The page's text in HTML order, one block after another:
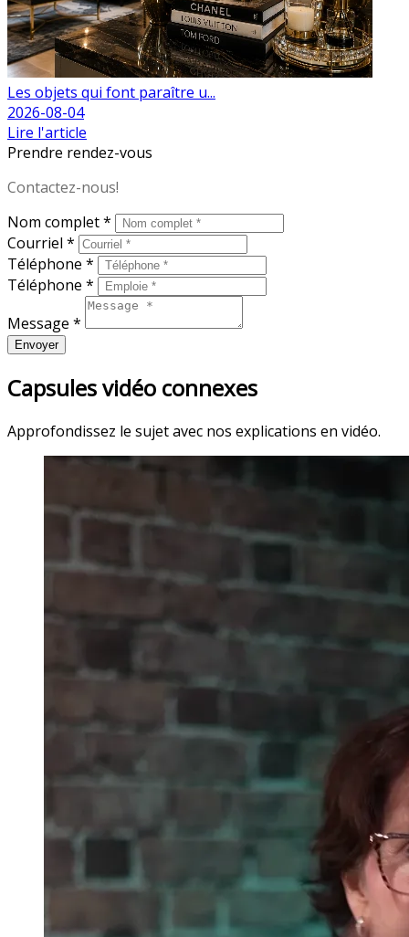
Les objets qui font paraître u...
2026-08-04
Lire l'article
Prendre rendez-vous
Contactez-nous!
Nom complet *
Courriel *
Téléphone *
Téléphone *
Message *
Envoyer
Capsules vidéo connexes
Approfondissez le sujet avec nos explications en vidéo.